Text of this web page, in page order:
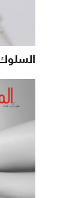
السلوك